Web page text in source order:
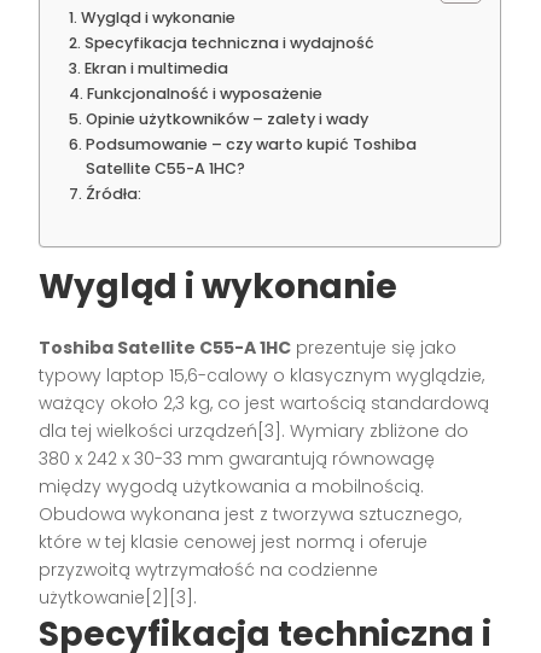
Wygląd i wykonanie
Specyfikacja techniczna i wydajność
Ekran i multimedia
Funkcjonalność i wyposażenie
Opinie użytkowników – zalety i wady
Podsumowanie – czy warto kupić Toshiba
Satellite C55-A 1HC?
Źródła:
Wygląd i wykonanie
Toshiba Satellite C55-A 1HC prezentuje się jako
typowy laptop 15,6-calowy o klasycznym wyglądzie,
ważący około 2,3 kg, co jest wartością standardową
dla tej wielkości urządzeń[3]. Wymiary zbliżone do
380 x 242 x 30-33 mm gwarantują równowagę
między wygodą użytkowania a mobilnością.
Obudowa wykonana jest z tworzywa sztucznego,
które w tej klasie cenowej jest normą i oferuje
przyzwoitą wytrzymałość na codzienne
użytkowanie[2][3].
Specyfikacja techniczna i